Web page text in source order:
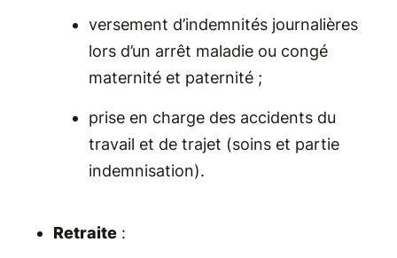
versement d’indemnités journalières
lors d’un arrêt maladie ou congé
maternité et paternité ;
prise en charge des accidents du
travail et de trajet (soins et partie
indemnisation).
Retraite :